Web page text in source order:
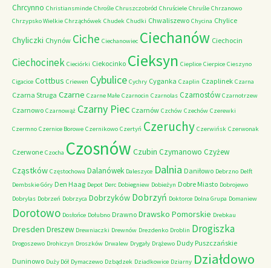
Chrcynno Christiansminde Chrośle Chruszczobród Chruściele Chruśle Chrzanowo
Chrzypsko Wielkie Chrząchówek Chudek Chudki Chwaliszewo Chycina Chylice
Chyliczki Chynów Ciche Ciechanowiec Ciechanów Ciechocin
Ciechocinek Cieciórki Ciekocinko Cieksyn Cieplice Cierpice Cieszyno
Cigacice Cottbus Criewen Cybulice Cychry Cyganka Czaplin Czaplinek Czarna
Czarna Struga Czarne Czarne Małe Czarnocin Czarnolas Czarnostów Czarnotrzew
Czarnowo Czarnowąż Czarny Piec Czarnów Czchów Czechów Czerewki
Czermno Czernice Borowe Czernikowo Czertyń Czeruchy Czerwińsk Czerwonak
Czerwone Czocha Czosnów Czubin Czymanowo Czyżew
Cząstków Częstochowa Dalanówek Daleszyce Dalnia Daniłowo Debrzno Delft
Dembskie Góry Den Haag Depot Derc Dobiegniew Dobieżyn Dobre Miasto Dobrojewo
Dobrylas Dobrzeń Dobrzyca Dobrzyków Dobrzyń Doktorce Dolna Grupa Domaniew
Dorotowo Dosłońce Dołubno Drawno Drawsko Pomorskie Drebkau
Dresden Dreszew Drewniaczki Drewnów Drezdenko Droblin Drogiszka
Drogoszewo Drohiczyn Droszków Drwalew Drygały Drążewo Dudy Puszczańskie
Duninowo Duży Dół Dymaczewo Dzbądzek Dziadkowice Dziarny Działdowo